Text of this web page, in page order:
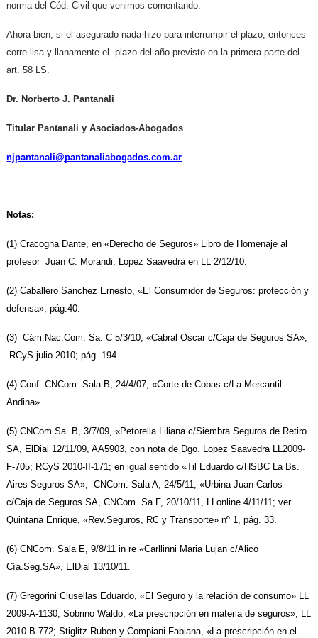
norma del Cód. Civil que venimos comentando.
Ahora bien, si el asegurado nada hizo para interrumpir el plazo, entonces
corre lisa y llanamente el plazo del año previsto en la primera parte del
art. 58 LS.
Dr. Norberto J. Pantanali
Titular Pantanali y Asociados-Abogados
njpantanali@pantanaliabogados.com.ar
Notas:
(1) Cracogna Dante, en «Derecho de Seguros» Libro de Homenaje al
profesor Juan C. Morandi; Lopez Saavedra en LL 2/12/10.
(2) Caballero Sanchez Ernesto, «El Consumidor de Seguros: protección y
defensa», pág.40.
(3) Cám.Nac.Com. Sa. C 5/3/10, «Cabral Oscar c/Caja de Seguros SA»,
RCyS julio 2010; pág. 194.
(4) Conf. CNCom. Sala B, 24/4/07, «Corte de Cobas c/La Mercantil
Andina».
(5) CNCom.Sa. B, 3/7/09, «Petorella Liliana c/Siembra Seguros de Retiro
SA, ElDial 12/11/09, AA5903, con nota de Dgo. Lopez Saavedra LL2009-
F-705; RCyS 2010-II-171; en igual sentido «Til Eduardo c/HSBC La Bs.
Aires Seguros SA», CNCom. Sala A, 24/5/11; «Urbina Juan Carlos
c/Caja de Seguros SA, CNCom. Sa.F, 20/10/11, LLonline 4/11/11; ver
Quintana Enrique, «Rev.Seguros, RC y Transporte» nº 1, pág. 33.
(6) CNCom. Sala E, 9/8/11 in re «Carllinni Maria Lujan c/Alico
Cía.Seg.SA», ElDial 13/10/11.
(7) Gregorini Clusellas Eduardo, «El Seguro y la relación de consumo» LL
2009-A-1130; Sobrino Waldo, «La prescripción en materia de seguros», LL
2010-B-772; Stiglitz Ruben y Compiani Fabiana, «La prescripción en el